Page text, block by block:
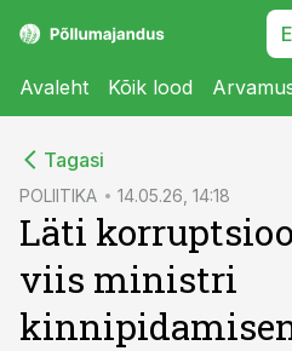
Avaleht Kõik lood
Tagasi
POLIITIKA 14.05.26, 14:18
Läti
viis ministri